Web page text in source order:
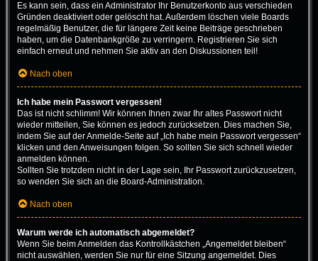
Es kann sein, dass ein Administrator Ihr Benutzerkonto aus verschieden
Gründen deaktiviert oder gelöscht hat. Außerdem löschen viele Boards
regelmäßig Benutzer, die für längere Zeit keine Beiträge geschrieben
haben, um die Datenbankgröße zu verringern. Registrieren Sie sich
einfach erneut und nehmen Sie aktiv an den Diskussionen teil!
Nach oben
Ich habe mein Passwort vergessen!
Das ist nicht schlimm! Wir können Ihnen zwar Ihr altes Passwort nicht
wieder mitteilen, Sie können es jedoch zurücksetzen. Dies machen Sie,
indem Sie auf der Anmelde-Seite auf „Ich habe mein Passwort vergessen“
klicken und den Anweisungen folgen. So sollten Sie sich schnell wieder
anmelden können.
Sollten Sie trotzdem nicht in der Lage sein, Ihr Passwort zurückzusetzen,
so wenden Sie sich an die Board-Administration.
Nach oben
Warum werde ich automatisch abgemeldet?
Wenn Sie beim Anmelden das Kontrollkästchen „Angemeldet bleiben“
nicht auswählen, werden Sie nur für eine Sitzung angemeldet. Dies